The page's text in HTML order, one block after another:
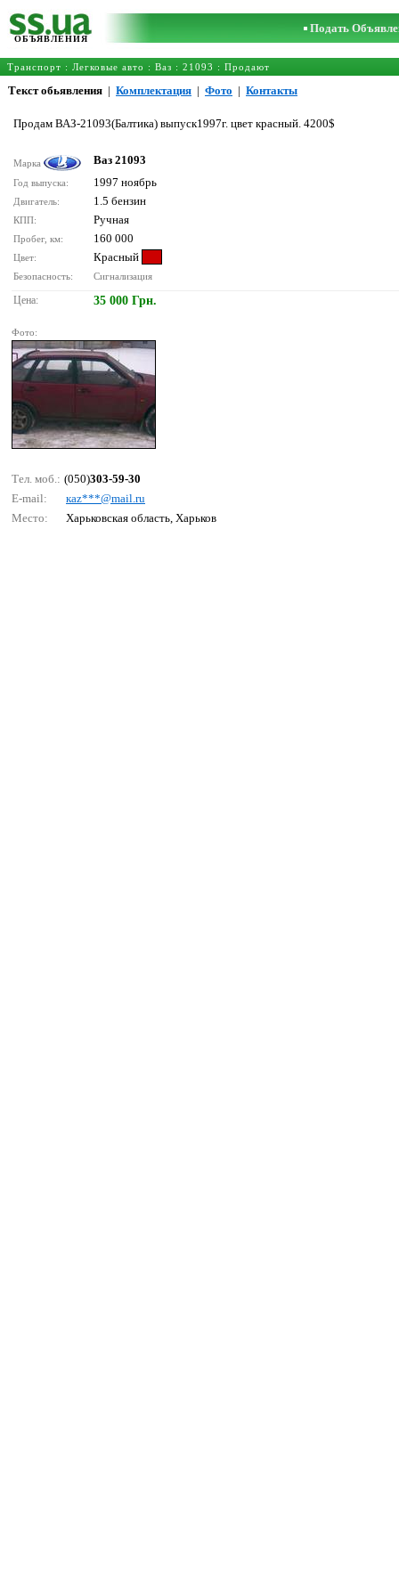
ОБЪЯВЛЕНИЯ
Подать
Транспорт : Легковые авто : Ваз : 21093 : Продают
Текст обьявления | Комплектация | Фото | Контакты
Продам ВАЗ-21093(Балтика) выпуск1997г. цвет красный. 4200$
Марка Ваз 21093
Год выпуска: 1997 ноябрь
Двигатель: 1.5 бензин
КПП: Ручная
Пробег, км: 160 000
Цвет: Красный
Безопасность: Сигнализация
Цена: 35 000 Грн.
Фото:
Тел. моб.: (050)303-59-30
E-mail:
каz***@mаil.ru
Место:
Харьковская область, Харьков